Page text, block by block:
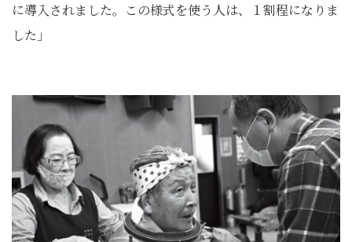
に導入されました。この様式を使う人は、１割程になりま
した」